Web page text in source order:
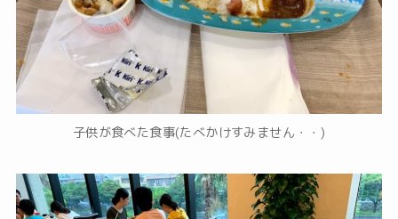
子供が食べた食事(たべかけすみません・・)